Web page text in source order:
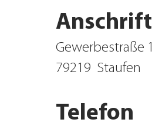
Telefon
Staufen
79219
Gewerbestraße 1
Anschrift